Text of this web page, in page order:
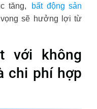
tăng,
bất động sản
sẽ hưởng lợi từ
với không
chi phí hợp